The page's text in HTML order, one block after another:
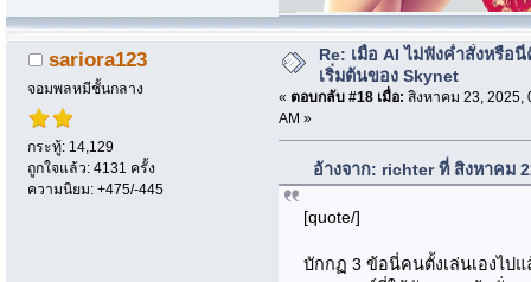
sariora123
จอมพลหมีชั้นกลาง
กระทู้: 14,129
ถูกใจแล้ว: 4131 ครั้ง
ความนิยม: +475/-445
Re: เมื่อ AI ไม่ฟังค่ำสั่งหรือ
เริ่มต้นของ Skynet
« ตอบกลับ #18 เมื่อ: สิงหาคม 23, 2025,
AM »
อ้างจาก: richter ที่ สิงหาคม
[quote/]
บักกฏ 3 ข้อนี่คนตั้งเล่นเองไป